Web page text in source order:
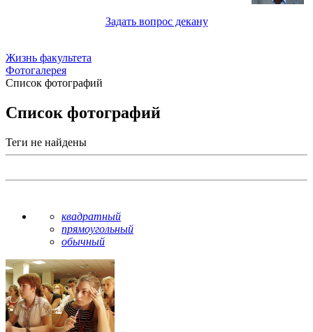
Задать вопрос декану
Жизнь факультета
Фотогалерея
Список фотографий
Список фотографий
Теги не найдены
квадратный
прямоугольный
обычный